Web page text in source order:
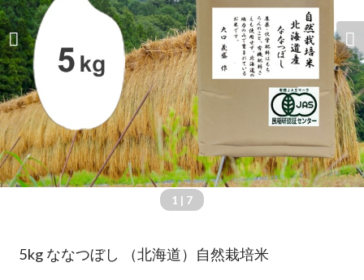
1 | 7
5kg ななつぼし （北海道）自然栽培米